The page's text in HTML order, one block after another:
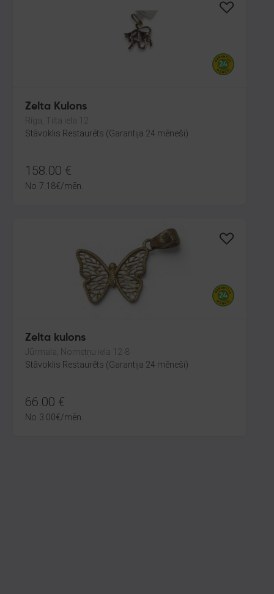
Zelta Kulons
Rīga, Tilta iela 12
Stāvoklis Restaurēts (Garantija 24 mēneši)
158.00 €
No 7.18€/mēn.
Zelta kulons
Jūrmala, Nometņu iela 12-8
Stāvoklis Restaurēts (Garantija 24 mēneši)
66.00 €
No 3.00€/mēn.